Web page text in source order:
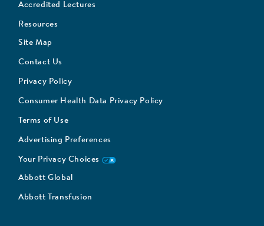
Accredited Lectures
Resources
Site Map
Contact Us
Privacy Policy
Consumer Health Data Privacy Policy
Terms of Use
Advertising Preferences
Your Privacy Choices
Abbott Global
Abbott Transfusion